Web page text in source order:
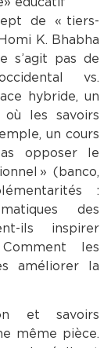
de « tiers-
K. Bhabha
s’agit pas de
vs.
hybride, un
les savoirs
un cours
opposer le
» (banco,
:
des
ils inspirer
les
améliorer la
et savoirs
même pièce.